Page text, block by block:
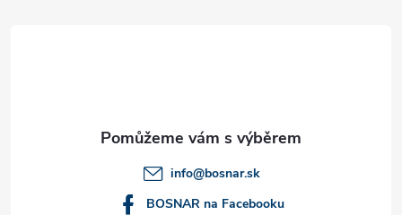
info@bosnar.sk
BOSNAR na Facebooku